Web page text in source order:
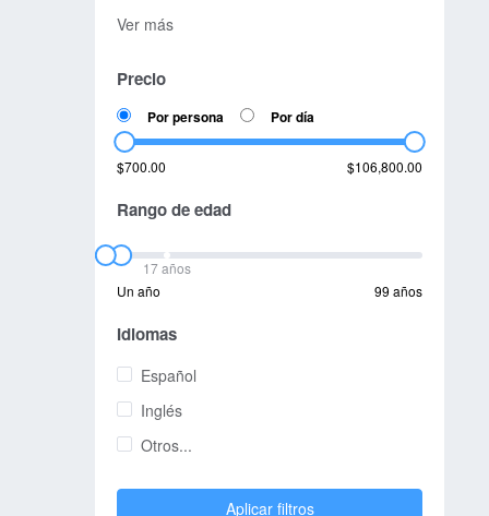
Ver más
Precio
Por persona Por día
$700.00 $106,800.00
Rango de edad
17 años
Un año
99 años
Idiomas
Español
Inglés
Otros...
Aplicar filtros